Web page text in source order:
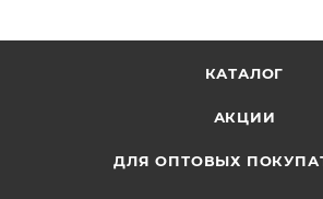
КАТАЛОГ
АКЦИИ
ДЛЯ ОПТОВЫХ